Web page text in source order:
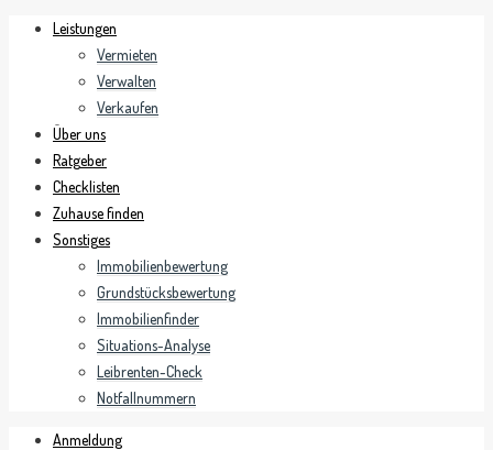
Leistungen
Vermieten
Verwalten
Verkaufen
Über uns
Ratgeber
Checklisten
Zuhause finden
Sonstiges
Immobilienbewertung
Grundstücksbewertung
Immobilienfinder
Situations-Analyse
Leibrenten-Check
Notfallnummern
Anmeldung